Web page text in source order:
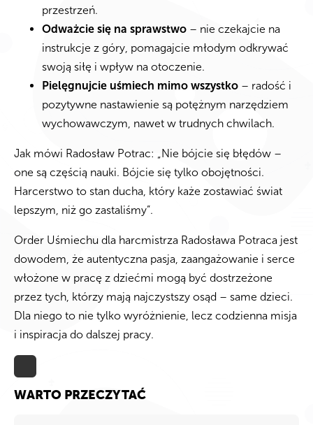
przestrzeń.
Odważcie się na sprawstwo – nie czekajcie na
instrukcje z góry, pomagajcie młodym odkrywać
swoją siłę i wpływ na otoczenie.
Pielęgnujcie uśmiech mimo wszystko – radość i
pozytywne nastawienie są potężnym narzędziem
wychowawczym, nawet w trudnych chwilach.
Jak mówi Radosław Potrac: „Nie bójcie się błędów –
one są częścią nauki. Bójcie się tylko obojętności.
Harcerstwo to stan ducha, który każe zostawiać świat
lepszym, niż go zastaliśmy”.
Order Uśmiechu dla harcmistrza Radosława Potraca jest
dowodem, że autentyczna pasja, zaangażowanie i serce
włożone w pracę z dziećmi mogą być dostrzeżone
przez tych, którzy mają najczystszy osąd – same dzieci.
Dla niego to nie tylko wyróżnienie, lecz codzienna misja
i inspiracja do dalszej pracy.
WARTO PRZECZYTAĆ